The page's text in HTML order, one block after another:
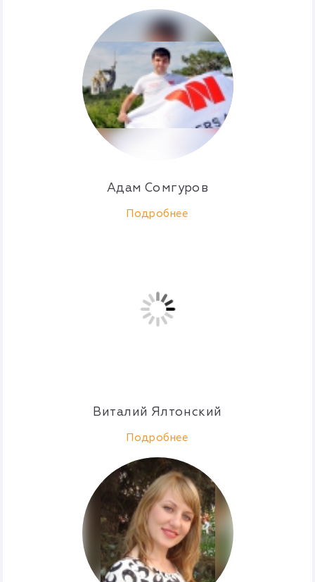
Адам Сомгуров
Подробнее
Виталий Ялтонский
Подробнее